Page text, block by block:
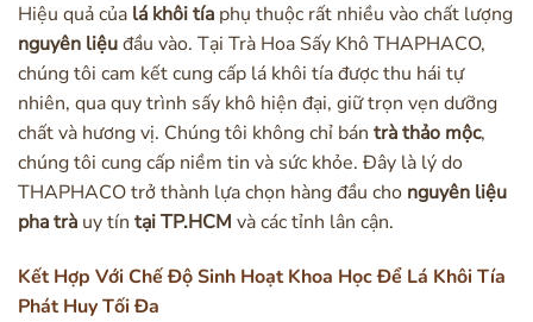
Hiệu quả của lá khôi tía phụ thuộc rất nhiều vào chất lượng
nguyên liệuđầu vào. Tại Trà Hoa Sấy Khô THAPHACO,
chúng tôi cam kết cung cấp lá khôi tía được thu hái tự
nhiên, qua quy trình sấy khô hiện đại, giữ trọn vẹn dưỡng
chất và hương vị. Chúng tôi không chỉ bán trà thảo mộc,
chúng tôi cung cấp niềm tin và sức khỏe. Đây là lý do
THAPHACO trở thành lựa chọn hàng đầu cho nguyên liệu
pha trà uy tín tại TP.HCM và các tỉnh lân cận.
Kết Hợp Với Chế Độ Sinh Hoạt Khoa Học Để Lá Khôi Tía
Phát Huy Tối Đa